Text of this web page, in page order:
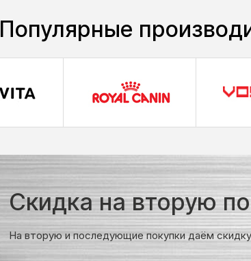
Популярные
Скидка на вторую
На вторую и последующие покупки даём